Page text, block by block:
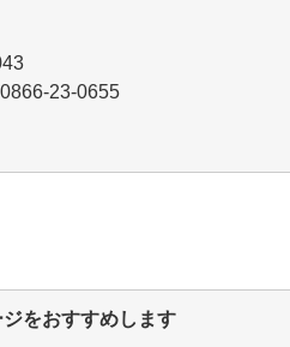
23-0655
をおすすめします